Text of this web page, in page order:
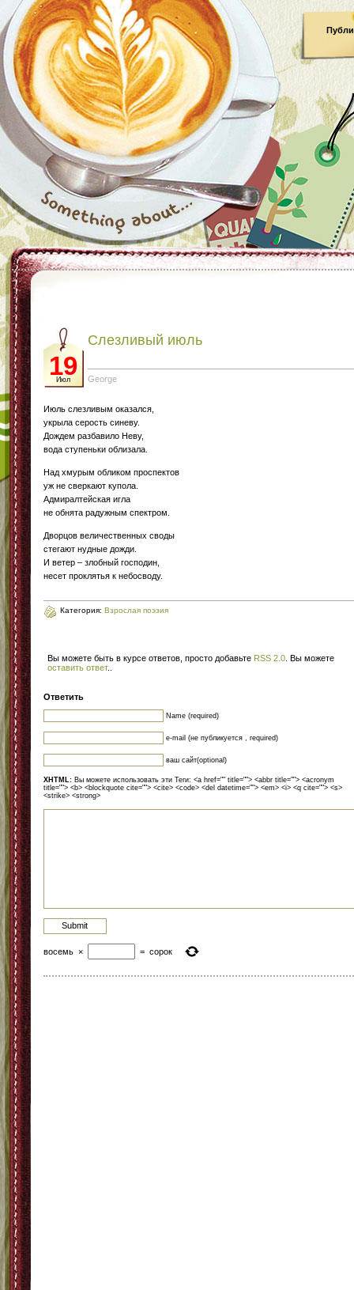
19
Июл
Слезливый июль
George
Июль слезливым оказался,
укрыла серость синеву.
Дождем разбавило Неву,
вода ступеньки облизала.
Над хмурым обликом проспектов
уж не сверкают купола.
Адмиралтейская игла
не обнята радужным спектром.
Дворцов величественных своды
стегают нудные дожди.
И ветер – злобный господин,
несет проклятья к небосводу.
Категория: Взрослая поэзия
Вы можете быть в курсе ответов, просто добавьте RSS 2.0 . Вы можете
оставить ответ.
Ответить
Name (required)
e-mail (не публикуется , required)
ваш сайт(optional)
XHTML: Вы можете использовать эти Теги: <a href="" title=""> <abbr title=""> <acronym
title=""> <b> <blockquote cite=""> <cite> <code> <del datetime=""> <em> <i> <q cite=""> <s>
<strike> <strong>
восемь × = сорок